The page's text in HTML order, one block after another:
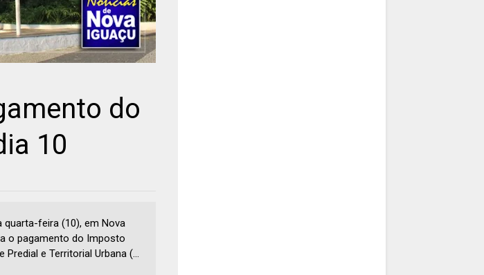
do
10
quarta-feira (10), em Nova
o pagamento do Imposto
Predial e Territorial Urbana (...